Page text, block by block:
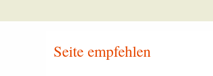
Seite empfehlen